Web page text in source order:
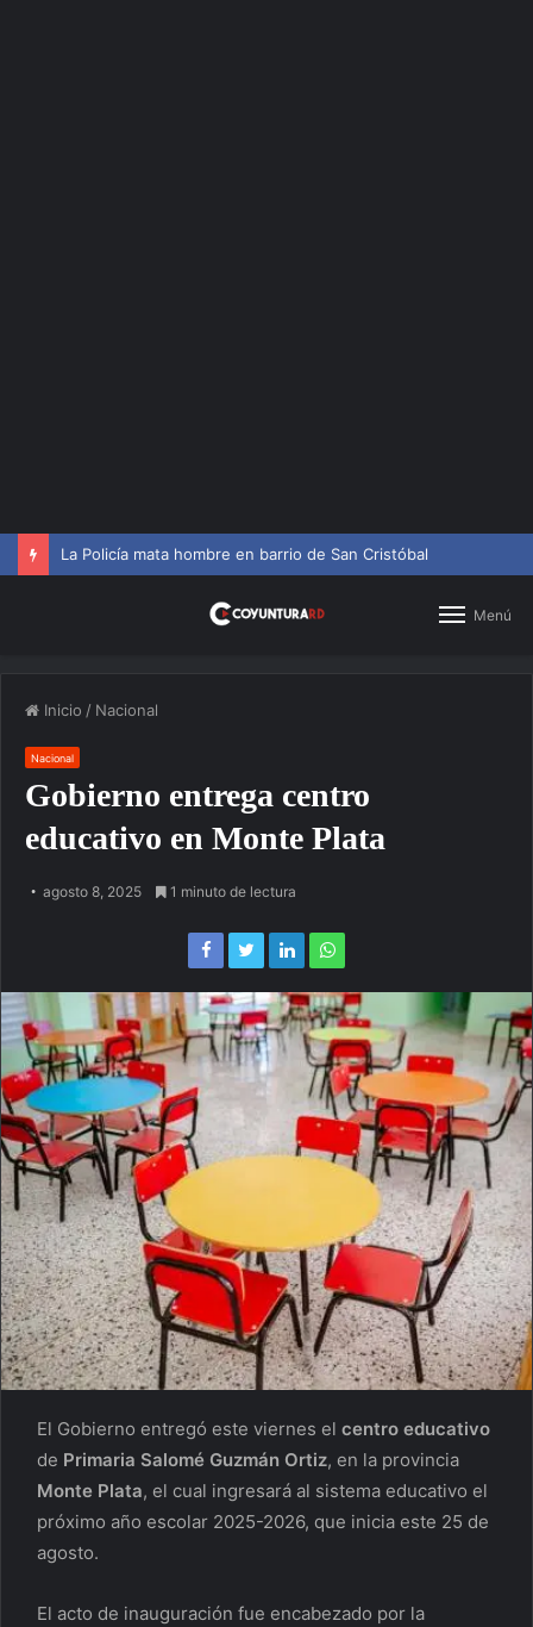
La Policía mata hombre en barrio de San Cristóbal
Menú
Inicio / Nacional
Nacional
Gobierno entrega centro
educativo en Monte Plata
agosto 8, 2025 1 minuto de lectura
El Gobierno entregó este viernes el centro educativo
de Primaria Salomé Guzmán Ortiz, en la provincia
Monte Plata, el cual ingresará al sistema educativo el
próximo año escolar 2025-2026, que inicia este 25 de
agosto.
El acto de inauguración fue encabezado por la